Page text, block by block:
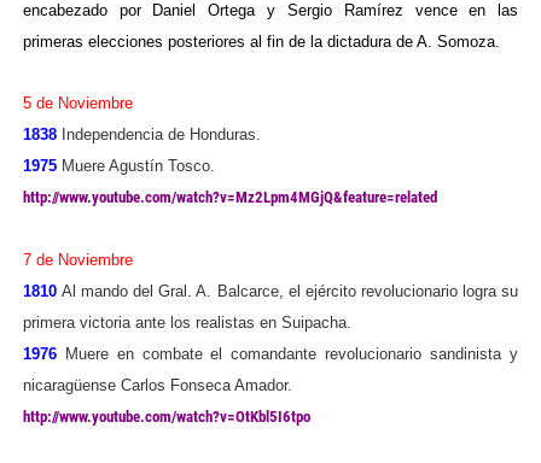
encabezado por Daniel Ortega y Sergio Ramírez vence en las
primeras elecciones posteriores al fin de la dictadura de A. Somoza.
5 de Noviembre
1838 Independencia de Honduras.
1975Muere Agustín Tosco.
http://www.youtube.com/watch?v=Mz2Lpm4MGjQ&feature=related
7 de Noviembre
1810 Al mando del Gral. A. Balcarce, el ejército revolucionario logra su
primera victoria ante los realistas en Suipacha.
1976Muere en combate el comandante revolucionario sandinista y
nicaragüense Carlos Fonseca Amador.
http://www.youtube.com/watch?v=OtKbl5I6tpo